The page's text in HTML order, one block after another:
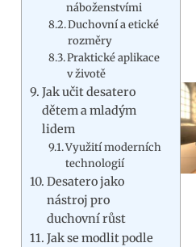
náboženstvími
Duchovní a etické
rozměry
Praktické aplikace
v životě
Jak učit desatero
dětem a mladým
lidem
Využití moderních
technologií
Desatero jako
nástroj pro
duchovní růst
Jak se modlit podle